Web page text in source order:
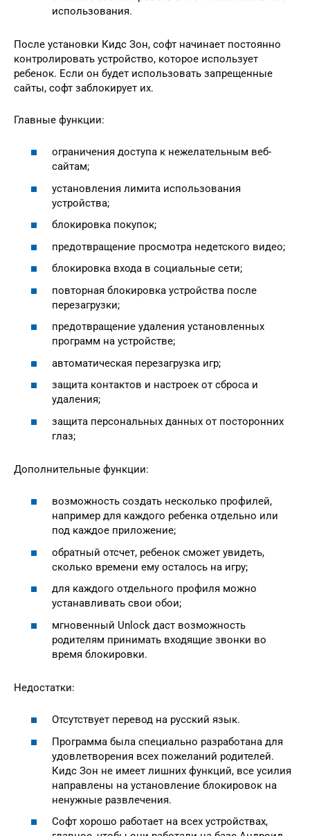
использования.
После установки Кидс Зон, софт начинает постоянно
контролировать устройство, которое использует
ребенок. Если он будет использовать запрещенные
сайты, софт заблокирует их.
Главные функции:
ограничения доступа к нежелательным веб-
сайтам;
установления лимита использования
устройства;
блокировка покупок;
предотвращение просмотра недетского видео;
блокировка входа в социальные сети;
повторная блокировка устройства после
перезагрузки;
предотвращение удаления установленных
программ на устройстве;
автоматическая перезагрузка игр;
защита контактов и настроек от сброса и
удаления;
защита персональных данных от посторонних
глаз;
Дополнительные функции:
возможность создать несколько профилей,
например для каждого ребенка отдельно или
под каждое приложение;
обратный отсчет, ребенок сможет увидеть,
сколько времени ему осталось на игру;
для каждого отдельного профиля можно
устанавливать свои обои;
мгновенный Unlock даст возможность
родителям принимать входящие звонки во
время блокировки.
Недостатки:
Отсутствует перевод на русский язык.
Программа была специально разработана для
удовлетворения всех пожеланий родителей.
Кидс Зон не имеет лишних функций, все усилия
направлены на установление блокировок на
ненужные развлечения.
Софт хорошо работает на всех устройствах,